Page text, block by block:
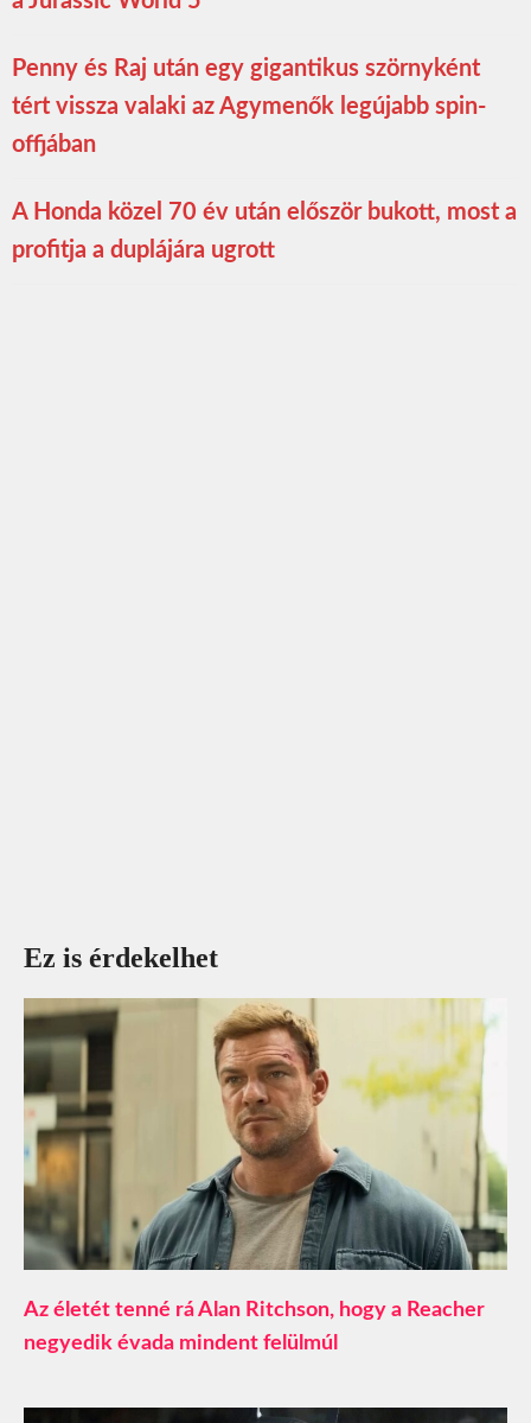
Penny és Raj után egy gigantikus szörnyként
tért vissza valaki az Agymenők legújabb spin-
offjában
A Honda közel 70 év után először bukott, most a
profitja a duplájára ugrott
Ez is érdekelhet
Az életét tenné rá Alan Ritchson, hogy a Reacher
negyedik évada mindent felülmúl